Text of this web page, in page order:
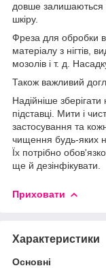
довше залишаються
шкіру.
Фреза для обробки
матеріалу з нігтів,
мозолів і т. д.
Також важливий
Надійніше
підставці. Мити і
застосування та
чищення будь-яких
Їх потрібно
ще й дезінфікувати.
Приховати
Характеристики
Основні